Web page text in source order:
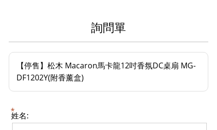
詢問單
【停售】松木 Macaron馬卡龍12吋香氛DC桌扇 MG-
DF1202Y(附香薰盒)
姓名: